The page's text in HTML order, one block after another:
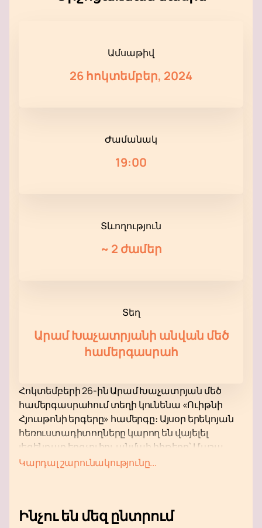
Ամսաթիվ
26 հոկտեմբեր, 2024
Ժամանակ
19:00
Տևողություն
~ 2 ժամեր
Տեղ
Արամ Խաչատրյանի անվան մեծ
համերգասրահ
Հոկտեմբերի 26-ին Արամ Խաչատրյան մեծ
համերգասրահում տեղի կունենա «Ուիթնի
Հյուսթոնի երգերը» համերգը։ Այսօր երեկոյան
հեռուստադիտողները կարող են վայելել
լեգենդար երգչուհու անմահ հիթերը՝ Մաշա
Մնջոյանի կատարմամբ։ Համերգին
արտիստ Երվանդ Երզնկյանի
Կարդալ շարունակությունը...
Ինչու են մեզ ընտրում